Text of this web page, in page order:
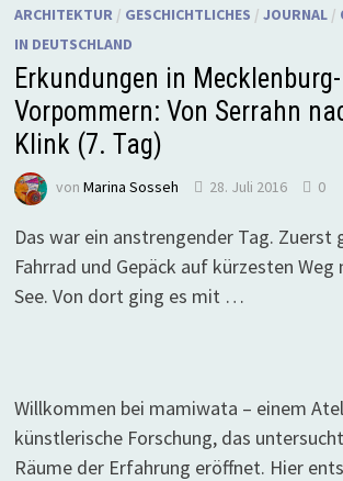
ARCHITEKTUR / GESCHICHTLICHES / JOURNAL/
IN DEUTSCHLAND
Erkundungen in Mecklenburg-
Vorpommern: Von Serrahn
Klink (7. Tag)
von Marina Sosseh 28. Juli 2016 0
Das war ein anstrengender Tag. Zuerst
Fahrrad und Gepäck auf kürzesten
See. Von dort ging es mit …
Willkommen bei mamiwata – einem
künstlerische Forschung, das
Räume der Erfahrung eröffnet. Hier